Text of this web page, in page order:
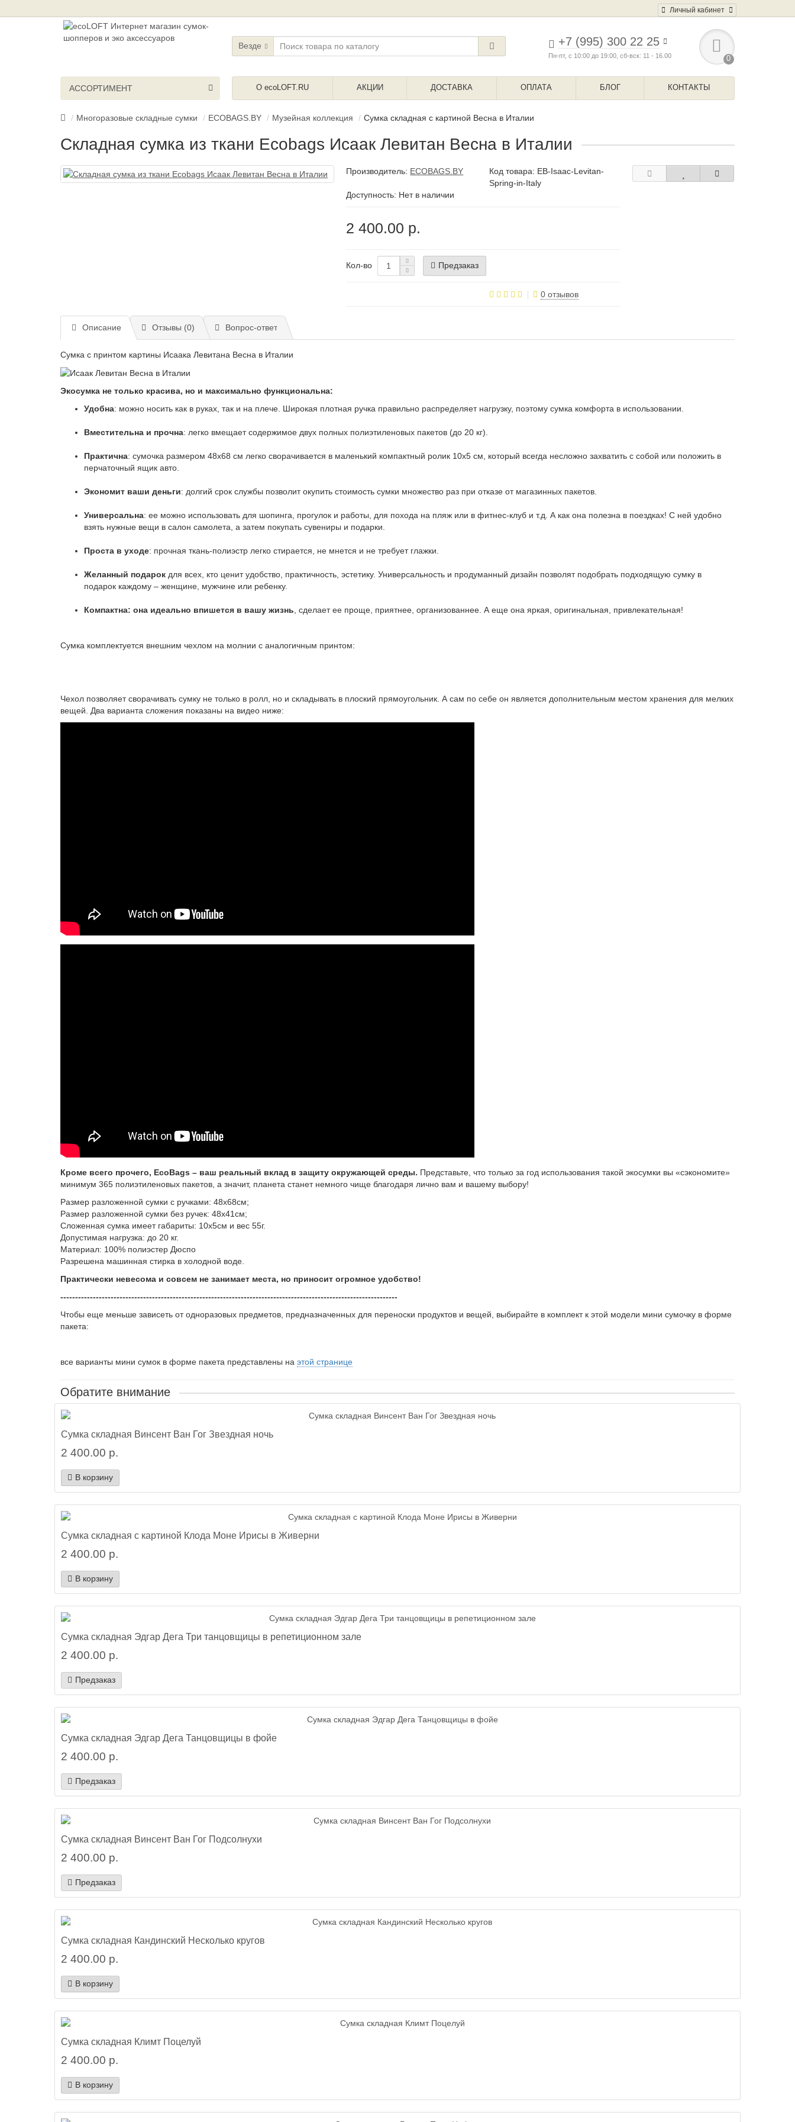
Личный кабинет
+7 (995) 300 22 25
Пн-пт, с 10:00 до 19:00, сб-вск: 11 - 16.00 0
Везде
О ecoLOFT.RU АКЦИИ ДОСТАВКА ОПЛАТА БЛОГ КОНТАКТЫ
АССОРТИМЕНТ
Многоразовые складные сумки ECOBAGS.BY Музейная коллекция Сумка складная с картиной Весна в Италии
Складная сумка из ткани Ecobags Исаак Левитан Весна в Италии
Производитель: ECOBAGS.BY Код товара: EB-Isaac-Levitan-
Spring-in-Italy
Доступность: Нет в наличии
2 400.00 р.
Кол-во Предзаказ
0 отзывов
Описание Отзывы (0) Вопрос-ответ
Сумка с принтом картины Исаака Левитана Весна в Италии
Экосумка не только красива, но и максимально функциональна:
Удобна: можно носить как в руках, так и на плече. Широкая плотная ручка правильно распределяет нагрузку, поэтому сумка комфорта в использовании.
Вместительна и прочна: легко вмещает содержимое двух полных полиэтиленовых пакетов (до 20 кг).
Практична: сумочка размером 48х68 см легко сворачивается в маленький компактный ролик 10х5 см, который всегда несложно захватить с собой или положить в
перчаточный ящик авто.
Экономит ваши деньги: долгий срок службы позволит окупить стоимость сумки множество раз при отказе от магазинных пакетов.
Универсальна: ее можно использовать для шопинга, прогулок и работы, для похода на пляж или в фитнес-клуб и т.д. А как она полезна в поездках! С ней удобно
взять нужные вещи в салон самолета, а затем покупать сувениры и подарки.
Проста в уходе: прочная ткань-полиэстр легко стирается, не мнется и не требует глажки.
Желанный подарок для всех, кто ценит удобство, практичность, эстетику. Универсальность и продуманный дизайн позволят подобрать подходящую сумку в
подарок каждому – женщине, мужчине или ребенку.
Компактна: она идеально впишется в вашу жизнь, сделает ее проще, приятнее, организованнее. А еще она яркая, оригинальная, привлекательная!
Сумка комплектуется внешним чехлом на молнии с аналогичным принтом:
Чехол позволяет сворачивать сумку не только в ролл, но и складывать в плоский прямоугольник. А сам по себе он является дополнительным местом хранения для мелких
вещей. Два варианта сложения показаны на видео ниже:
Кроме всего прочего, EcoBags – ваш реальный вклад в защиту окружающей среды. Представьте, что только за год использования такой экосумки вы «сэкономите»
минимум 365 полиэтиленовых пакетов, а значит, планета станет немного чище благодаря лично вам и вашему выбору!
Размер разложенной сумки с ручками: 48х68см;
Размер разложенной сумки без ручек: 48х41см;
Сложенная сумка имеет габариты: 10х5см и вес 55г.
Допустимая нагрузка: до 20 кг.
Материал: 100% полиэстер Дюспо
Разрешена машинная стирка в холодной воде.
Практически невесома и совсем не занимает места, но приносит огромное удобство!
------------------------------------------------------------------------------------------------------------------
Чтобы еще меньше зависеть от одноразовых предметов, предназначенных для переноски продуктов и вещей, выбирайте в комплект к этой модели мини сумочку в форме
пакета:
все варианты мини сумок в форме пакета представлены на этой странице
Обратите внимание
Сумка складная Винсент Ван Гог Звездная ночь
2 400.00 р.
В корзину
Сумка складная с картиной Клода Моне Ирисы в Живерни
2 400.00 р.
В корзину
Сумка складная Эдгар Дега Три танцовщицы в репетиционном зале
2 400.00 р.
Предзаказ
Сумка складная Эдгар Дега Танцовщицы в фойе
2 400.00 р.
Предзаказ
Сумка складная Винсент Ван Гог Подсолнухи
2 400.00 р.
Предзаказ
Сумка складная Кандинский Несколько кругов
2 400.00 р.
В корзину
Сумка складная Климт Поцелуй
2 400.00 р.
В корзину